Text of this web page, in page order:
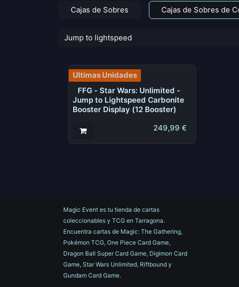
Cajas de Sobres Cajas de Sobres de
Ultimas Unidades
FFG - Star Wars: Unlimited -
Jump to Lightspeed Carbonite
Booster Display (12 Booster)
249,99 €
Magic Event es tu tienda de cartas
coleccionables y TCG en Tarragona.
Encuentra cartas de Magic: The Gathering,
Pokémon TCG, One Piece Card Game,
Dragon Ball Super Card Game, Digimon Card
Game, Star Wars Unlimited, Riftbound y
Gundam Card Game.